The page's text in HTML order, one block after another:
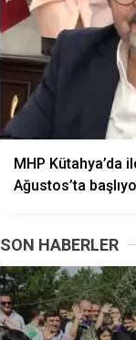
MHP Kütahya’da
Ağustos’ta
SON HABERLER